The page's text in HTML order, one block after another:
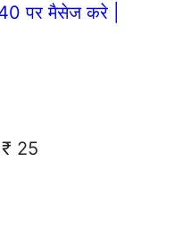
पर मैसेज करे |
₹ 25